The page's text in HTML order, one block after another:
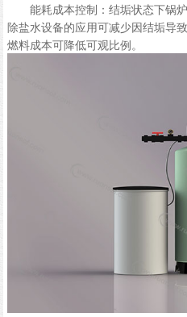
能耗成本控制：结垢状态下锅炉
除盐水设备的应用可减少因结垢导
燃料成本可降低可观比例。